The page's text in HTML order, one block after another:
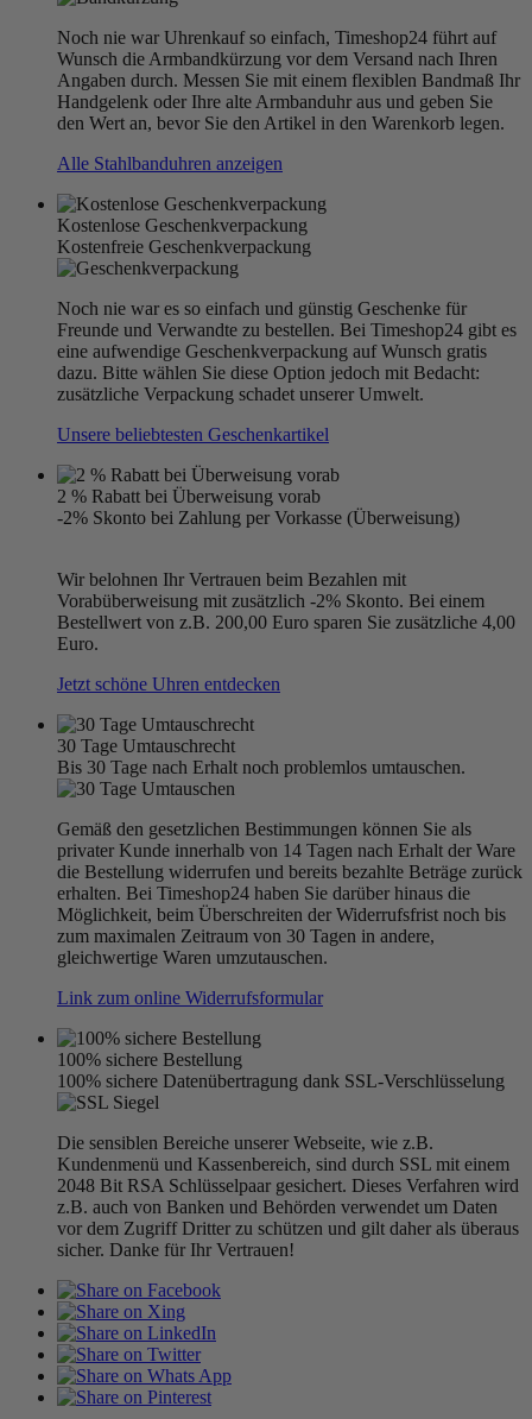
Noch nie war Uhrenkauf so einfach, Timeshop24 führt auf
Wunsch die Armbandkürzung vor dem Versand nach Ihren
Angaben durch. Messen Sie mit einem flexiblen Bandmaß Ihr
Handgelenk oder Ihre alte Armbanduhr aus und geben Sie
den Wert an, bevor Sie den Artikel in den Warenkorb legen.
Alle Stahlbanduhren anzeigen
Kostenlose Geschenkverpackung
Kostenfreie Geschenkverpackung
Noch nie war es so einfach und günstig Geschenke für
Freunde und Verwandte zu bestellen. Bei Timeshop24 gibt es
eine aufwendige Geschenkverpackung auf Wunsch gratis
dazu. Bitte wählen Sie diese Option jedoch mit Bedacht:
zusätzliche Verpackung schadet unserer Umwelt.
Unsere beliebtesten Geschenkartikel
2 % Rabatt bei Überweisung vorab
-2% Skonto bei Zahlung per Vorkasse (Überweisung)
Wir belohnen Ihr Vertrauen beim Bezahlen mit
Vorabüberweisung mit zusätzlich -2% Skonto. Bei einem
Bestellwert von z.B. 200,00 Euro sparen Sie zusätzliche 4,00
Euro.
Jetzt schöne Uhren entdecken
30 Tage Umtauschrecht
Bis 30 Tage nach Erhalt noch problemlos umtauschen.
Gemäß den gesetzlichen Bestimmungen können Sie als
privater Kunde innerhalb von 14 Tagen nach Erhalt der Ware
die Bestellung widerrufen und bereits bezahlte Beträge zurück
erhalten. Bei Timeshop24 haben Sie darüber hinaus die
Möglichkeit, beim Überschreiten der Widerrufsfrist noch bis
zum maximalen Zeitraum von 30 Tagen in andere,
gleichwertige Waren umzutauschen.
Link zum online Widerrufsformular
100% sichere Bestellung
100% sichere Datenübertragung dank SSL-Verschlüsselung
Die sensiblen Bereiche unserer Webseite, wie z.B.
Kundenmenü und Kassenbereich, sind durch SSL mit einem
2048 Bit RSA Schlüsselpaar gesichert. Dieses Verfahren wird
z.B. auch von Banken und Behörden verwendet um Daten
vor dem Zugriff Dritter zu schützen und gilt daher als überaus
sicher. Danke für Ihr Vertrauen!